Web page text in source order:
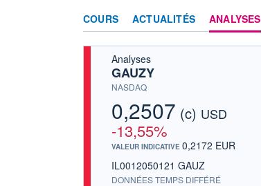
COURS ACTUALITÉS ANALYSES
Analyses
GAUZY
NASDAQ
0,2507 (c) USD
-13,55%
VALEUR INDICATIVE 0,2172 EUR
IL0012050121 GAUZ
DONNÉES TEMPS DIFFÉRÉ